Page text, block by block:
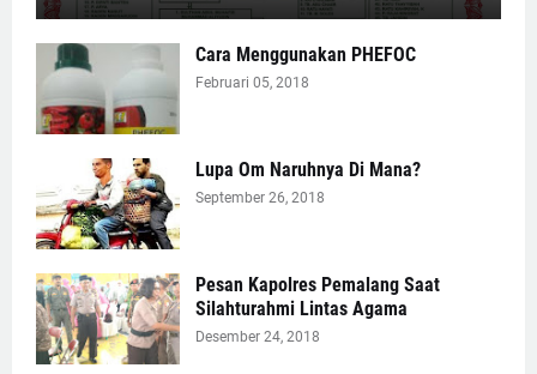
Cara Menggunakan PHEFOC
Februari 05, 2018
Lupa Om Naruhnya Di Mana?
September 26, 2018
Pesan Kapolres Pemalang Saat
Silahturahmi Lintas Agama
Desember 24, 2018